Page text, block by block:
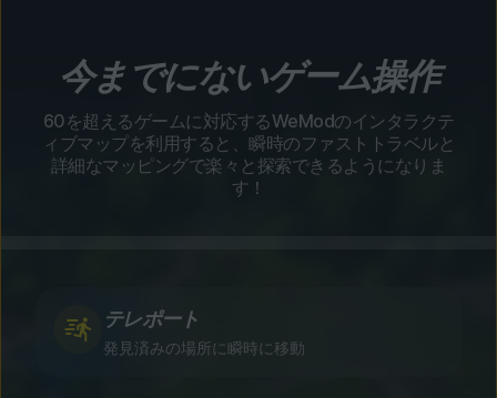
今までにないゲーム操作
60を超えるゲームに対応するWeModのインタラクテ
ィブマップを利用すると、瞬時のファストトラベルと
詳細なマッピングで楽々と探索できるようになりま
す！
テレポート
発見済みの場所に瞬時に移動